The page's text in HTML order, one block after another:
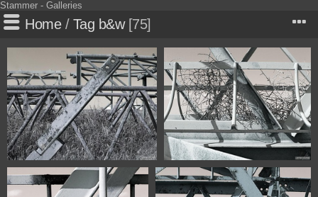
Stammer - Galleries
Home/ Tag b&w 75
0498 0500